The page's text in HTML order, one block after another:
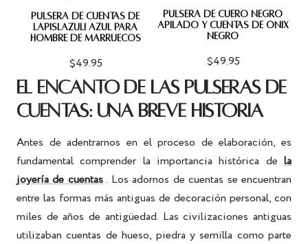
PULSERA DE CUENTAS DE
LAPISLÁZULI AZUL PARA
HOMBRE DE MARRUECOS
$49.95
PULSERA DE CUERO NEGRO
APILADO Y CUENTAS DE ÓNIX
NEGRO
$49.95
EL ENCANTO DE LAS PULSERAS DE
CUENTAS: UNA BREVE HISTORIA
Antes de adentrarnos en el proceso de elaboración, es
fundamental comprender la importancia histórica de la
joyería de cuentas. Los adornos de cuentas se encuentran
entre las formas más antiguas de decoración personal, con
miles de años de antigüedad. Las civilizaciones antiguas
utilizaban cuentas de hueso, piedra y semilla como parte